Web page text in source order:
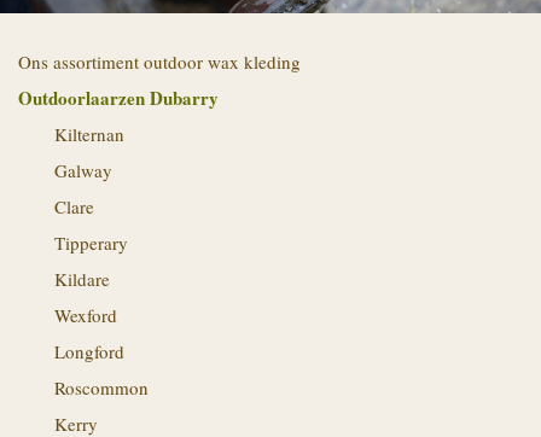
Ons assortiment outdoor wax kleding
Outdoorlaarzen Dubarry
Kilternan
Galway
Clare
Tipperary
Kildare
Wexford
Longford
Roscommon
Kerry